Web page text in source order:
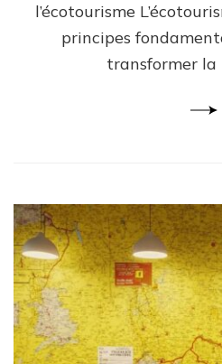
l’écotourisme
principes
transformer la